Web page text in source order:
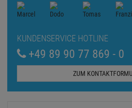
KUNDENSERVICE HOTLINE
+49 89 90 77 869 - 0
ZUM